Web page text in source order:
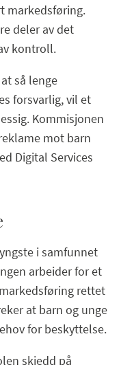
markedsføring.
deler av det
kontroll.
så lenge
forsvarlig, vil et
Kommisjonen
mot barn
Digital Services
i samfunnet
arbeider for et
rettet
at barn og unge
for beskyttelse.
skjedd på